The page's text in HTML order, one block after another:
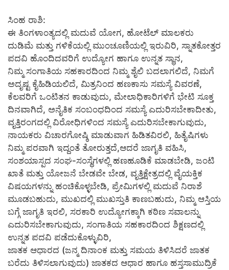
ಸಿಂಹ ರಾಶಿ:
ಈ ತಿಂಗಳಾಂತ್ಯದಲ್ಲಿ ಮದುವೆ ಯೋಗ, ಹೋಟೆಲ್ ಮಾಲಕರು
ದುಡಿಮೆ ಮತ್ತು ಗಳಿಕೆಯಲ್ಲಿ ಮುಂಚೂಣಿಯಲ್ಲಿ ಇರುವಿರಿ, ಸ್ನಾತಕೋತ್ತರ
ಪದವಿ ಹೊಂದಿದವರಿಗೆ ಉದ್ಯೋಗ ಹಾಗೂ ಉನ್ನತ ಸ್ಥಾನ,
ನಿಮ್ಮ ಸಂಗಾತಿಯ ಸಹಕಾರದಿಂದ ನಿಮ್ಮ ಶೈಲಿ ಬದಲಾಗಲಿದೆ, ನಿಮಗೆ
ಅದೃಷ್ಟ ಕೈಹಿಡಿಯಲಿದೆ, ಮಿತ್ರನಿಂದ ಹಣಕಾಸು ಸಮಸ್ಯೆ ವಿವರಣೆ,
ಕೆಲವರಿಗೆ ಒಂಟಿತನ ಕಾಡುವುದು, ಮೇಲಾಧಿಕಾರಿಗಳಿಗೆ ಭೇಟಿ ಸೂಕ್ತ
ದಿನವಾಗಿದೆ, ಅನೈತಿಕ ಸಂಬಂಧದಿಂದ ಸಮಸ್ಯೆ ಎದುರಿಸಬೇಕಾದೀತು,
ವೃತ್ತಿರಂಗದಲ್ಲಿ ವಿರೋಧಿಗಳಿಂದ ಸಮಸ್ಯೆ ಎದುರಿಸಬೇಕಾಗುವುದು,
ನಾಯಕರು ವಿಚಾರಗೋಷ್ಠಿ ಮಾಡುವಾಗ ಹಿಡಿತವಿರಲಿ, ಹಿತೈಷಿಗಳು
ನಿಮ್ಮ ಪರವಾಗಿ ಇದ್ದಂತೆ ತೋರುತ್ತದೆ,ಆದರೆ ಜಾಗೃತಿ ವಹಿಸಿ,
ಸಂಶಯಾಸ್ಪದ ಸಂಘ-ಸಂಸ್ಥೆಗಳಲ್ಲಿ ಹಣಹೂಡಿಕೆ ಮಾಡಬೇಡಿ, ಜಂಟಿ
ಖಾತೆ ಮತ್ತು ಯೋಜನೆ ಬೇಡವೇ ಬೇಡ, ವೃತ್ತಿಕ್ಷೇತ್ರದಲ್ಲಿ ವೈಯಕ್ತಿಕ
ವಿಷಯಗಳನ್ನು ಹಂಚಿಕೊಳ್ಳಬೇಡಿ, ಪ್ರೇಮಿಗಳಲ್ಲಿ ಮದುವೆ ನಿರಾಶೆ
ಮೂಡಬಹುದು, ಮುಖದಲ್ಲಿ ಮುಖಸ್ತುತಿ ಕಾಣಬಹುದು, ನಿಮ್ಮ ಆಸ್ತಿಯ
ಬಗ್ಗೆ ಜಾಗೃತಿ ಇರಲಿ, ಸರಕಾರಿ ಉದ್ಯೋಗಕ್ಕಾಗಿ ಕಠಿಣ ಸವಾಲನ್ನು
ಎದುರಿಸಬೇಕಾಗುವುದು, ಸಂಗಾತಿಯ ಸಹಕಾರದಿಂದ ಶಿಕ್ಷಣದಲ್ಲಿ
ಉನ್ನತ ಪದವಿ ಪಡೆದುಕೊಳ್ಳುವಿರಿ,
ಜಾತಕ ಆಧಾರದ (ಜನ್ಮ ದಿನಾಂಕ ಮತ್ತು ಸಮಯ ತಿಳಿಸಿದರೆ ಜಾತಕ
ಬರೆದು ತಿಳಿಸಲಾಗುವುದು) ಜಾತಕದ ಆಧಾರ ಹಾಗೂ ಹಸ್ತಸಾಮುದ್ರಿಕೆ